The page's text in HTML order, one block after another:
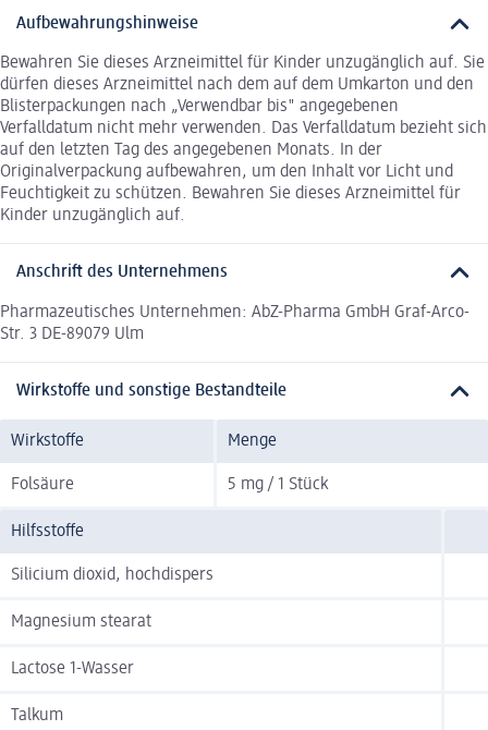
Aufbewahrungshinweise
Bewahren Sie dieses Arzneimittel für Kinder unzugänglich auf. Sie
dürfen dieses Arzneimittel nach dem auf dem Umkarton und den
Blisterpackungen nach „Verwendbar bis" angegebenen
Verfalldatum nicht mehr verwenden. Das Verfalldatum bezieht sich
auf den letzten Tag des angegebenen Monats. In der
Originalverpackung aufbewahren, um den Inhalt vor Licht und
Feuchtigkeit zu schützen. Bewahren Sie dieses Arzneimittel für
Kinder unzugänglich auf.
Anschrift des Unternehmens
Pharmazeutisches Unternehmen: AbZ-Pharma GmbH Graf-Arco-
Str. 3 DE-89079 Ulm
Wirkstoffe und sonstige Bestandteile
Wirkstoffe Menge
Folsäure 5 mg / 1 Stück
Hilfsstoffe
Silicium dioxid, hochdispers
Magnesium stearat
Lactose 1-Wasser
Talkum